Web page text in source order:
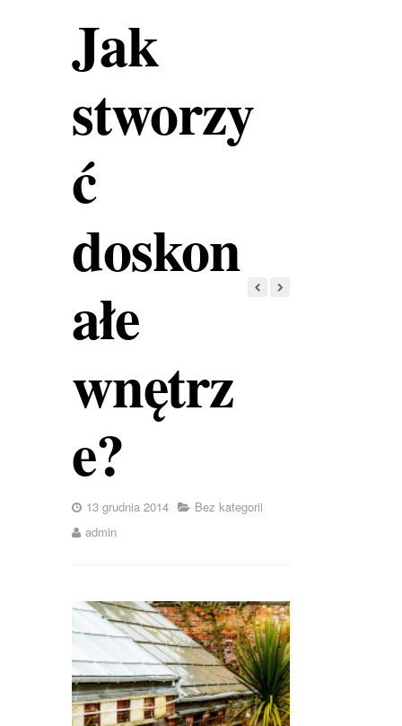
Jak
stworzy
ć
doskon
ałe
wnętrz
e?
13 grudnia 2014
Bez kategorii
admin